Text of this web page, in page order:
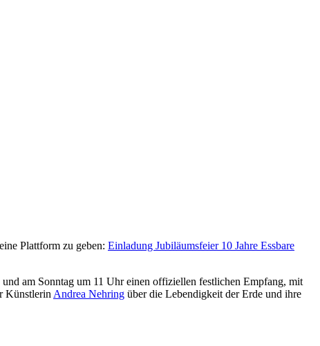
Plattform zu geben: Einladung Jubiläumsfeier 10 Jahre Essbare
und am Sonntag um 11 Uhr einen offiziellen festlichen Empfang, mit
Künstlerin Andrea Nehring über die Lebendigkeit der Erde und ihre